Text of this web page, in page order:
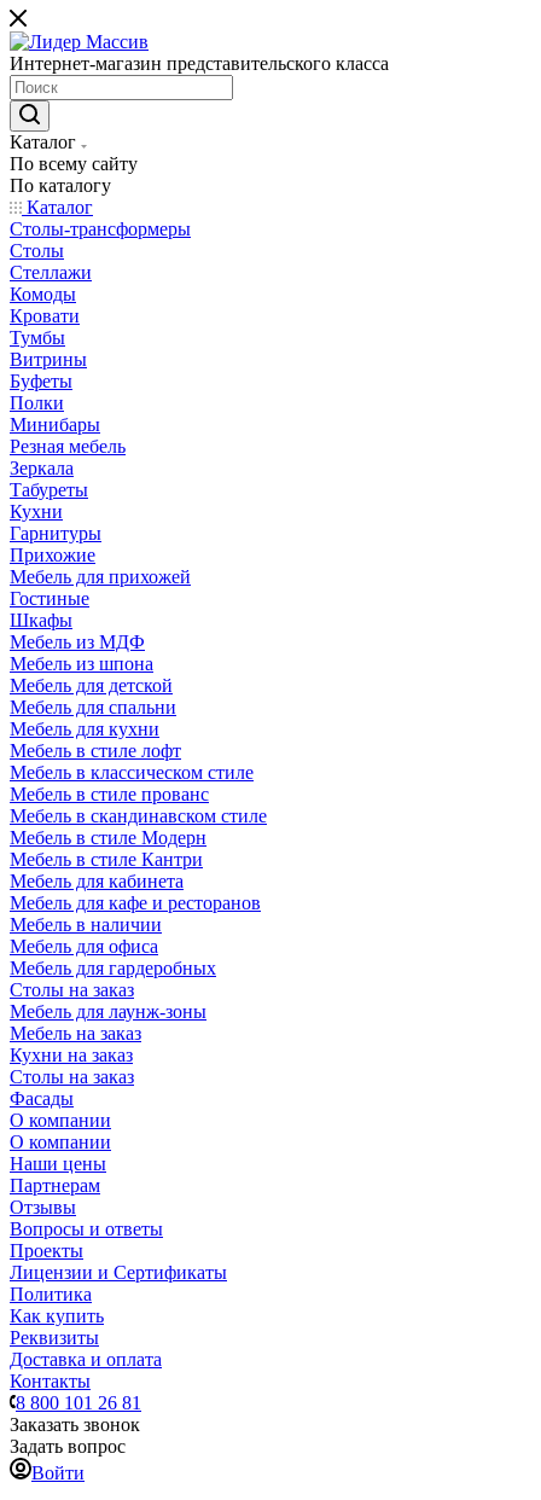
Интернет-магазин представительского класса
Каталог
По всему сайту
По каталогу
Каталог
Столы-трансформеры
Столы
Стеллажи
Комоды
Кровати
Тумбы
Витрины
Буфеты
Полки
Минибары
Резная мебель
Зеркала
Табуреты
Кухни
Гарнитуры
Прихожие
Мебель для прихожей
Гостиные
Шкафы
Мебель из МДФ
Мебель из шпона
Мебель для детской
Мебель для спальни
Мебель для кухни
Мебель в стиле лофт
Мебель в классическом стиле
Мебель в стиле прованс
Мебель в скандинавском стиле
Мебель в стиле Модерн
Мебель в стиле Кантри
Мебель для кабинета
Мебель для кафе и ресторанов
Мебель в наличии
Мебель для офиса
Мебель для гардеробных
Столы на заказ
Мебель для лаунж-зоны
Мебель на заказ
Кухни на заказ
Столы на заказ
Фасады
О компании
О компании
Наши цены
Партнерам
Отзывы
Вопросы и ответы
Проекты
Лицензии и Сертификаты
Политика
Как купить
Реквизиты
Доставка и оплата
Контакты
8 800 101 26 81
Заказать звонок
Задать вопрос
Войти